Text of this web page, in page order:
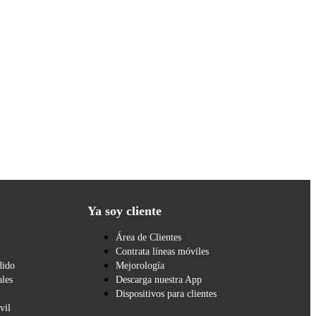
Ya soy cliente
Área de Clientes
Contrata líneas móviles
Mejorología
Descarga nuestra App
Dispositivos para clientes